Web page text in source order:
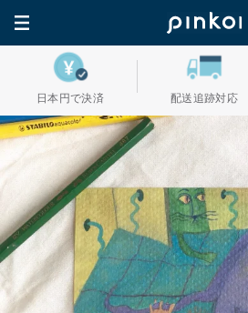
日本円で決済 配送追跡対応